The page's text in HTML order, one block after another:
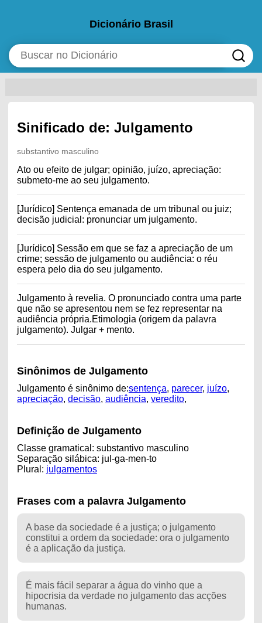
Dicionário Brasil
Sinificado de: Julgamento
substantivo masculino
Ato ou efeito de julgar; opinião, juízo, apreciação:
submeto-me ao seu julgamento.
[Jurídico] Sentença emanada de um tribunal ou juiz;
decisão judicial: pronunciar um julgamento.
[Jurídico] Sessão em que se faz a apreciação de um
crime; sessão de julgamento ou audiência: o réu
espera pelo dia do seu julgamento.
Julgamento à revelia. O pronunciado contra uma parte
que não se apresentou nem se fez representar na
audiência própria.Etimologia (origem da palavra
julgamento). Julgar + mento.
Sinônimos de Julgamento
Julgamento é sinônimo de:sentença, parecer, juízo,
apreciação, decisão, audiência, veredito,
Definição de Julgamento
Classe gramatical: substantivo masculino
Separação silábica: jul-ga-men-to
Plural: julgamentos
Frases com a palavra Julgamento
A base da sociedade é a justiça; o julgamento
constitui a ordem da sociedade: ora o julgamento
é a aplicação da justiça.
É mais fácil separar a água do vinho que a
hipocrisia da verdade no julgamento das acções
humanas.